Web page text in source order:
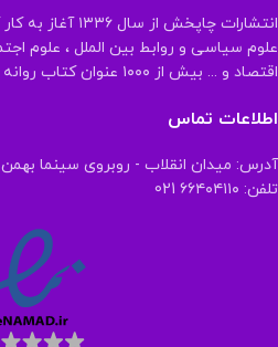
انتشارات چاپخش
علوم سیاسی و روابط بین الملل ، علوم
اقتصاد و ... بیش از ۱۰۰۰ عنوان کتاب روانه بازار نشر کرده است .
اطلاعات تماس
آدرس: میدان انقلاب - روبروی سینما
تلفن: ۶۶۴۰۴۱۱۰ 021